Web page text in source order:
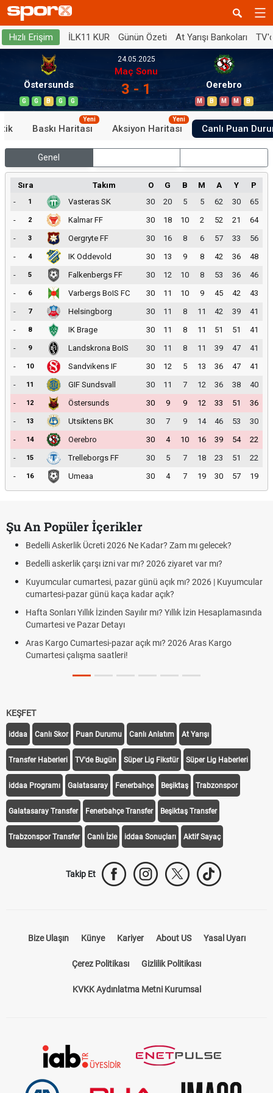
Hızlı Erişim İLK11 KUR Günün Özeti At Yarışı Bankoları
Östersunds
G G B G G
24.05.2025
Maç Sonu
3 - 1 Oerebro
M B M M B
Baskı Haritası
Yeni
Aksiyon Haritası
Yeni
Canlı Puan
Genel
Sıra Takım O G B M A Y
P
-
1 Vasteras SK 30 20 5 5 62 30
65
-
2 Kalmar FF 30 18 10 2 52 21
64
-
3 Oergryte FF 30 16 8 6 57 33
56
-
4 IK Oddevold 30 13 9 8 42 36
48
-
5 Falkenbergs FF 30 12 10 8 53 36
46
-
6 Varbergs BoIS FC 30 11 10 9 45 42
43
-
7 Helsingborg 30 11 8 11 42 39
41
-
8 IK Brage 30 11 8 11 51 51
41
-
9 Landskrona BoIS 30 11 8 11 39 47
41
-
10 Sandvikens IF 30 12 5 13 36 47
41
-
11 GIF Sundsvall 30 11 7 12 36 38
40
-
12 Östersunds 30 9 9 12 33 51
36
-
13 Utsiktens BK 30 7 9 14 46 53
30
-
14 Oerebro 30 4 10 16 39 54
22
-
15 Trelleborgs FF 30 5 7 18 23 51
22
-
16 Umeaa 30 4 7 19 30 57 19
Şu An Popüler İçerikler
Bedelli Askerlik Ücreti 2026 Ne Kadar? Zam mı gelecek?
Bedelli askerlik çarşı izni var mı? 2026 ziyaret var mı?
Kuyumcular cumartesi, pazar günü açık mı? 2026 | Kuyumcular
cumartesi-pazar günü kaça kadar açık?
Hafta Sonları Yıllık İzinden Sayılır mı? Yıllık İzin Hesaplamasında
Cumartesi ve Pazar Detayı
Aras Kargo Cumartesi-pazar açık mı? 2026 Aras Kargo
Cumartesi çalışma saatleri!
KEŞFET
iddaa Canlı Skor Puan Durumu Canlı Anlatım At Yarışı
Transfer Haberleri TV'de Bugün Süper Lig Fikstür Süper Lig Haberleri
iddaa Programı Galatasaray Fenerbahçe Beşiktaş Trabzonspor
Galatasaray Transfer Fenerbahçe Transfer Beşiktaş Transfer
Trabzonspor Transfer Canlı İzle iddaa Sonuçları Aktif Sayaç
Takip Et
Bize Ulaşın Künye Kariyer About US Yasal Uyarı
Çerez Politikası Gizlilik Politikası
KVKK Aydınlatma Metni Kurumsal